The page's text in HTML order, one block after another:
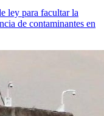
ley para facultar la
de contaminantes en